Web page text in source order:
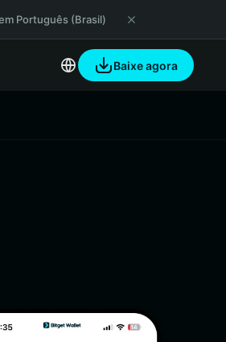
Português (Brasil)
Baixe agora